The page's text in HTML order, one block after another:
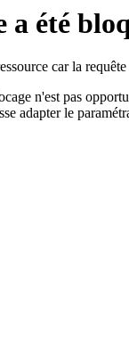
a été
car la
n'est pas
adapter le